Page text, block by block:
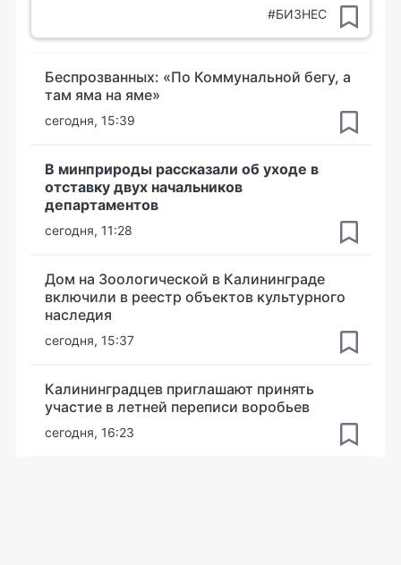
#БИЗНЕС
Беспрозванных: «По Коммунальной бегу, а
там яма на яме»
сегодня, 15:39
В минприроды рассказали об уходе в
отставку двух начальников
департаментов
сегодня, 11:28
Дом на Зоологической в Калининграде
включили в реестр объектов культурного
наследия
сегодня, 15:37
Калининградцев приглашают принять
участие в летней переписи воробьев
сегодня, 16:23